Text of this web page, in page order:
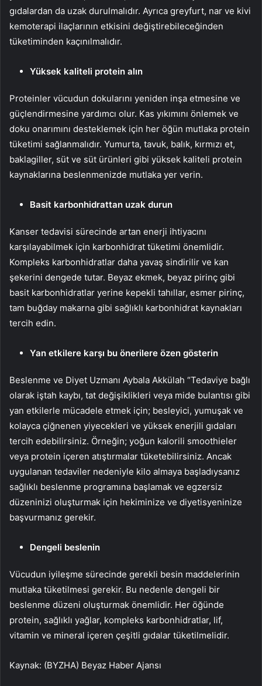
gıdalardan da uzak durulmalıdır. Ayrıca greyfurt, nar ve kivi
kemoterapi ilaçlarının etkisini değiştirebileceğinden
tüketiminden kaçınılmalıdır.
Yüksek kaliteli protein alın
Proteinler vücudun dokularını yeniden inşa etmesine ve
güçlendirmesine yardımcı olur. Kas yıkımını önlemek ve
doku onarımını desteklemek için her öğün mutlaka protein
tüketimi sağlanmalıdır. Yumurta, tavuk, balık, kırmızı et,
baklagiller, süt ve süt ürünleri gibi yüksek kaliteli protein
kaynaklarına beslenmenizde mutlaka yer verin.
Basit karbonhidrattan uzak durun
Kanser tedavisi sürecinde artan enerji ihtiyacını
karşılayabilmek için karbonhidrat tüketimi önemlidir.
Kompleks karbonhidratlar daha yavaş sindirilir ve kan
şekerini dengede tutar. Beyaz ekmek, beyaz pirinç gibi
basit karbonhidratlar yerine kepekli tahıllar, esmer pirinç,
tam buğday makarna gibi sağlıklı karbonhidrat kaynakları
tercih edin.
Yan etkilere karşı bu önerilere özen gösterin
Beslenme ve Diyet Uzmanı Aybala Akkülah “Tedaviye bağlı
olarak iştah kaybı, tat değişiklikleri veya mide bulantısı gibi
yan etkilerle mücadele etmek için; besleyici, yumuşak ve
kolayca çiğnenen yiyecekleri ve yüksek enerjili gıdaları
tercih edebilirsiniz. Örneğin; yoğun kalorili smoothieler
veya protein içeren atıştırmalar tüketebilirsiniz. Ancak
uygulanan tedaviler nedeniyle kilo almaya başladıysanız
sağlıklı beslenme programına başlamak ve egzersiz
düzeninizi oluşturmak için hekiminize ve diyetisyeninize
başvurmanız gerekir.
Dengeli beslenin
Vücudun iyileşme sürecinde gerekli besin maddelerinin
mutlaka tüketilmesi gerekir. Bu nedenle dengeli bir
beslenme düzeni oluşturmak önemlidir. Her öğünde
protein, sağlıklı yağlar, kompleks karbonhidratlar, lif,
vitamin ve mineral içeren çeşitli gıdalar tüketilmelidir.
Kaynak: (BYZHA) Beyaz Haber Ajansı